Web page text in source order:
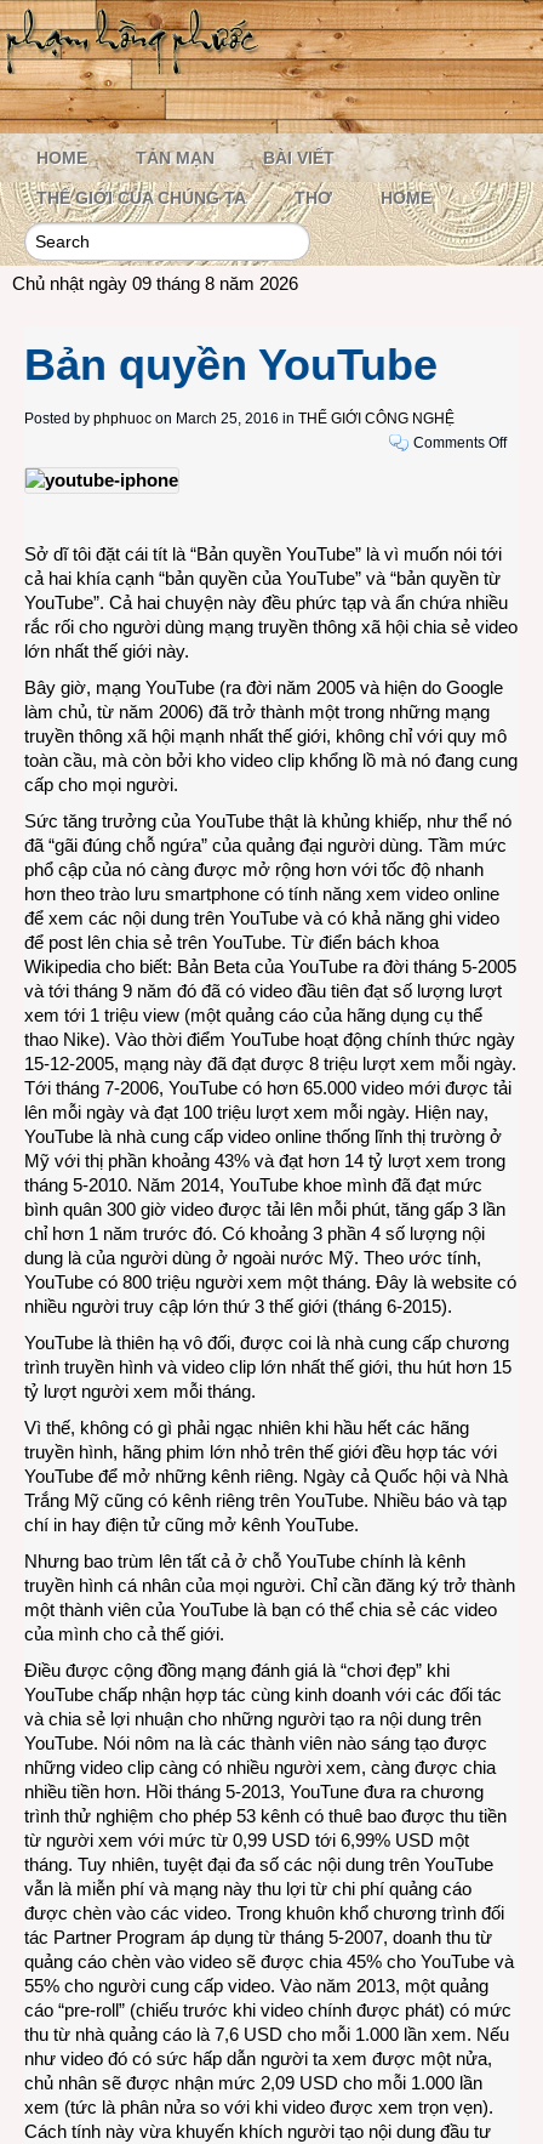
HOME TẢN MẠN BÀI VIẾT
THẾ GIỚI CỦA CHÚNG TA THƠ HOME
Chủ nhật ngày 09 tháng 8 năm 2026
Bản quyền YouTube
Posted by phphuoc on March 25, 2016 in THẾ GIỚI CÔNG NGHỆ
Comments Offon
Sở dĩ tôi đặt cái tít là “Bản quyền YouTube” là vì muốn nói tới
cả hai khía cạnh “bản quyền của YouTube” và “bản quyền từ
YouTube”. Cả hai chuyện này đều phức tạp và ẩn chứa nhiều
rắc rối cho người dùng mạng truyền thông xã hội chia sẻ video
lớn nhất thế giới này.
Bây giờ, mạng YouTube (ra đời năm 2005 và hiện do Google
làm chủ, từ năm 2006) đã trở thành một trong những mạng
truyền thông xã hội mạnh nhất thế giới, không chỉ với quy mô
toàn cầu, mà còn bởi kho video clip khổng lồ mà nó đang cung
cấp cho mọi người.
Sức tăng trưởng của YouTube thật là khủng khiếp, như thể nó
đã “gãi đúng chỗ ngứa” của quảng đại người dùng. Tầm mức
phổ cập của nó càng được mở rộng hơn với tốc độ nhanh
hơn theo trào lưu smartphone có tính năng xem video online
để xem các nội dung trên YouTube và có khả năng ghi video
để post lên chia sẻ trên YouTube. Từ điển bách khoa
Wikipedia cho biết: Bản Beta của YouTube ra đời tháng 5-2005
và tới tháng 9 năm đó đã có video đầu tiên đạt số lượng lượt
xem tới 1 triệu view (một quảng cáo của hãng dụng cụ thể
thao Nike). Vào thời điểm YouTube hoạt động chính thức ngày
15-12-2005, mạng này đã đạt được 8 triệu lượt xem mỗi ngày.
Tới tháng 7-2006, YouTube có hơn 65.000 video mới được tải
lên mỗi ngày và đạt 100 triệu lượt xem mỗi ngày. Hiện nay,
YouTube là nhà cung cấp video online thống lĩnh thị trường ở
Mỹ với thị phần khoảng 43% và đạt hơn 14 tỷ lượt xem trong
tháng 5-2010. Năm 2014, YouTube khoe mình đã đạt mức
bình quân 300 giờ video được tải lên mỗi phút, tăng gấp 3 lần
chỉ hơn 1 năm trước đó. Có khoảng 3 phần 4 số lượng nội
dung là của người dùng ở ngoài nước Mỹ. Theo ước tính,
YouTube có 800 triệu người xem một tháng. Đây là website có
nhiều người truy cập lớn thứ 3 thế giới (tháng 6-2015).
YouTube là thiên hạ vô đối, được coi là nhà cung cấp chương
trình truyền hình và video clip lớn nhất thế giới, thu hút hơn 15
tỷ lượt người xem mỗi tháng.
Vì thế, không có gì phải ngạc nhiên khi hầu hết các hãng
truyền hình, hãng phim lớn nhỏ trên thế giới đều hợp tác với
YouTube để mở những kênh riêng. Ngày cả Quốc hội và Nhà
Trắng Mỹ cũng có kênh riêng trên YouTube. Nhiều báo và tạp
chí in hay điện tử cũng mở kênh YouTube.
Nhưng bao trùm lên tất cả ở chỗ YouTube chính là kênh
truyền hình cá nhân của mọi người. Chỉ cần đăng ký trở thành
một thành viên của YouTube là bạn có thể chia sẻ các video
của mình cho cả thế giới.
Điều được cộng đồng mạng đánh giá là “chơi đẹp” khi
YouTube chấp nhận hợp tác cùng kinh doanh với các đối tác
và chia sẻ lợi nhuận cho những người tạo ra nội dung trên
YouTube. Nói nôm na là các thành viên nào sáng tạo được
những video clip càng có nhiều người xem, càng được chia
nhiều tiền hơn. Hồi tháng 5-2013, YouTune đưa ra chương
trình thử nghiệm cho phép 53 kênh có thuê bao được thu tiền
từ người xem với mức từ 0,99 USD tới 6,99% USD một
tháng. Tuy nhiên, tuyệt đại đa số các nội dung trên YouTube
vẫn là miễn phí và mạng này thu lợi từ chi phí quảng cáo
được chèn vào các video. Trong khuôn khổ chương trình đối
tác Partner Program áp dụng từ tháng 5-2007, doanh thu từ
quảng cáo chèn vào video sẽ được chia 45% cho YouTube và
55% cho người cung cấp video. Vào năm 2013, một quảng
cáo “pre-roll” (chiếu trước khi video chính được phát) có mức
thu từ nhà quảng cáo là 7,6 USD cho mỗi 1.000 lần xem. Nếu
như video đó có sức hấp dẫn người ta xem được một nửa,
chủ nhân sẽ được nhận mức 2,09 USD cho mỗi 1.000 lần
xem (tức là phân nửa so với khi video được xem trọn vẹn).
Cách tính này vừa khuyến khích người tạo nội dung đầu tư